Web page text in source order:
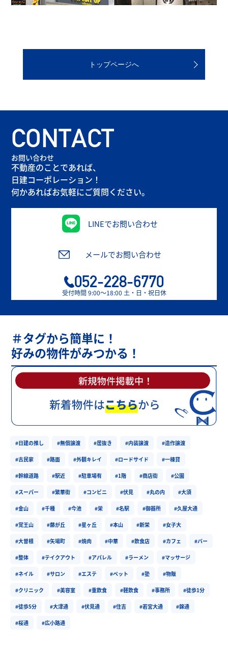
トップページへ
CONTACT
お問い合わせ
不動産のことであれば、
日建コーポレーション！
何かあればお気軽にご質問ください。
LINEでお問い合わせ
メールでお問い合わせ
052-228-6770
受付時間 9:00〜18:00 土・日・祝日休
＃タグから簡単に！
好みの物件がみつかる！
#日建の推し #無償譲渡 #居抜き #内装譲渡 #造作譲渡
#古民家 #路面 #外観キレイ #ロードサイド #一棟貸
#幹線道路 #駅近 #駐車場有 #1階 #商店街 #公園
#スーパー #繁華街 #コンビニ #伏見 #丸の内 #大須
#金山 #千種 #今池 #栄 #名駅 #御器所 #久屋大通
#覚王山 #藤が丘 #星ヶ丘 #本山 #新栄 #女子大
#大曽根 #矢場町 #焼肉 #中華 #飲食店 #カフェ #バー
#整体 #テイクアウト #アパレル #ラーメン #マッサージ
#ネイル #サロン #エステ #ペット #塾 #物販
#クリニック #美容室 #重飲食 #軽飲食 #事務所 #徒歩1分
#徒歩5分 #大津通 #伏見通 #住吉 #若宮大通 #錦通
#桜通 #広小路通